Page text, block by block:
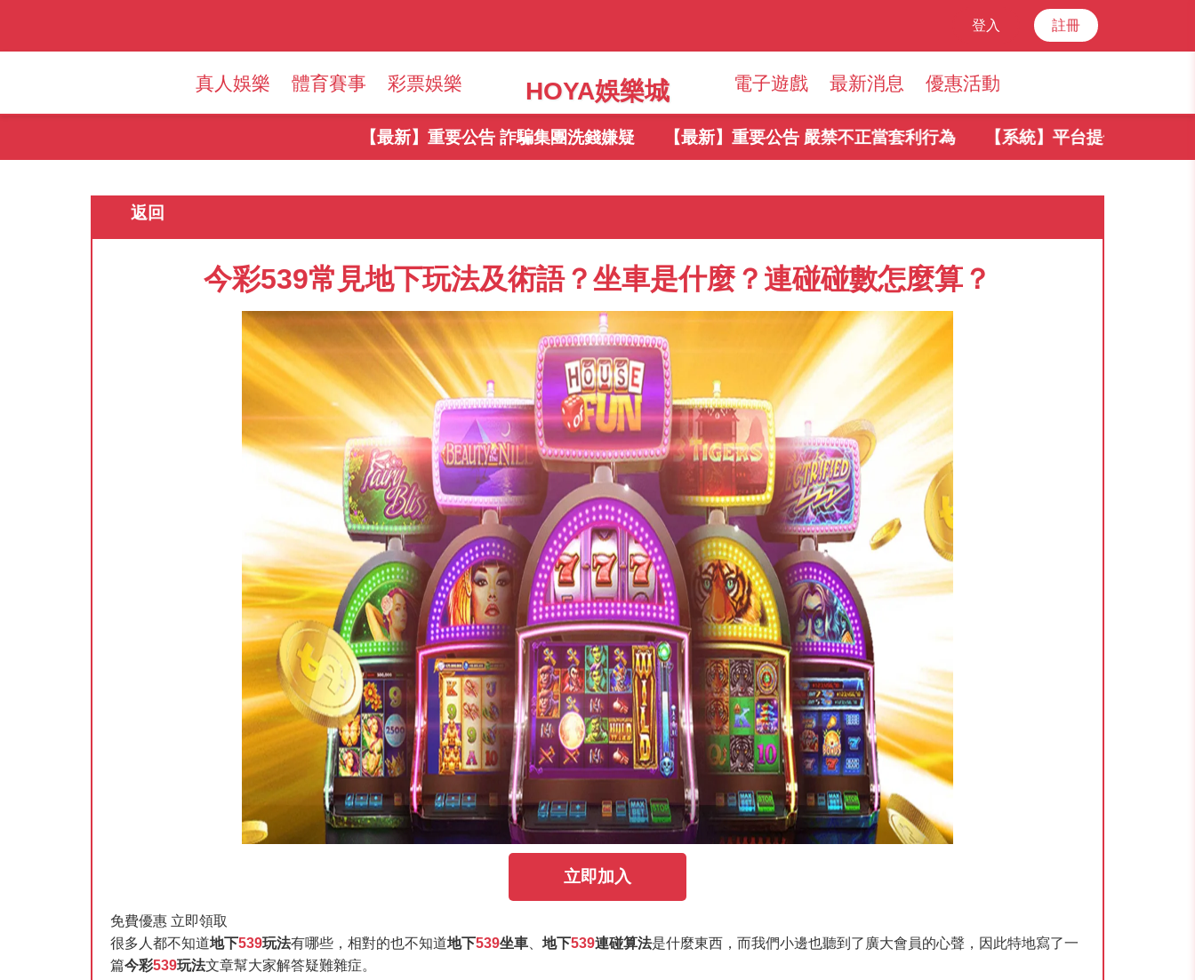
登入 註冊
真人娛樂 體育賽事 彩票娛樂 HOYA娛樂城 電子遊戲 最新消息 優惠活動
【最新】重要公告 詐騙集團洗錢嫌疑 【最新】重要公告 嚴禁不正當套利行為 【系統】平台提領規則
返回
今彩539常見地下玩法及術語？坐車是什麼？連碰碰數怎麼算？
立即加入
免費優惠 立即領取
很多人都不知道地下539玩法有哪些，相對的也不知道地下539坐車 地下539連碰算法是什麼東西，而我們小邊也聽到了廣大會員的心聲，因此特地寫了一
篇今彩539玩法文章幫大家解答疑難雜症。